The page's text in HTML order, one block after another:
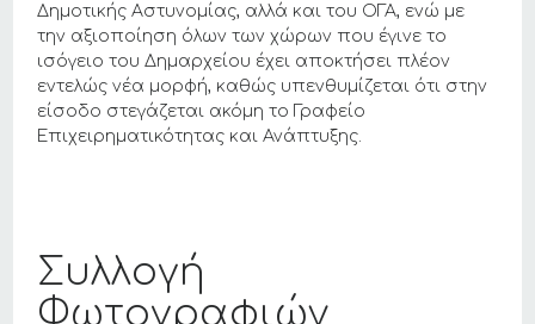
Δημοτικής Αστυνομίας, αλλά και του ΟΓΑ, ενώ με
την αξιοποίηση όλων των χώρων που έγινε το
ισόγειο του Δημαρχείου έχει αποκτήσει πλέον
εντελώς νέα μορφή, καθώς υπενθυμίζεται ότι στην
είσοδο στεγάζεται ακόμη το Γραφείο
Επιχειρηματικότητας και Ανάπτυξης.
Συλλογή
Φωτογραφιών